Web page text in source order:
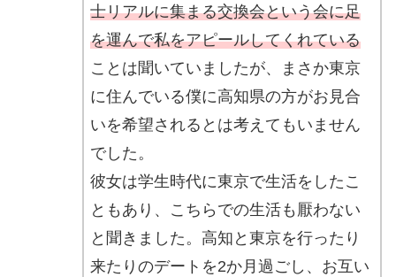
士リアルに集まる交換会という会に足
を運んで私をアピールしてくれている
ことは聞いていましたが、まさか東京
に住んでいる僕に高知県の方がお見合
いを希望されるとは考えてもいません
でした。
彼女は学生時代に東京で生活をしたこ
ともあり、こちらでの生活も厭わない
と聞きました。高知と東京を行ったり
来たりのデートを2か月過ごし、お互い